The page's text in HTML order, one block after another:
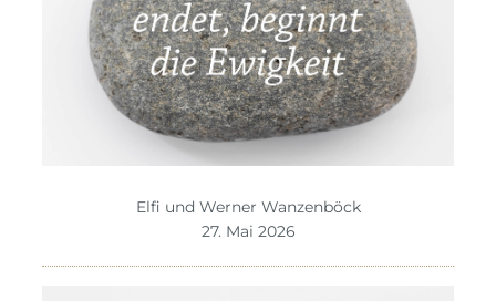
Elfi und Werner Wanzenböck
27. Mai 2026